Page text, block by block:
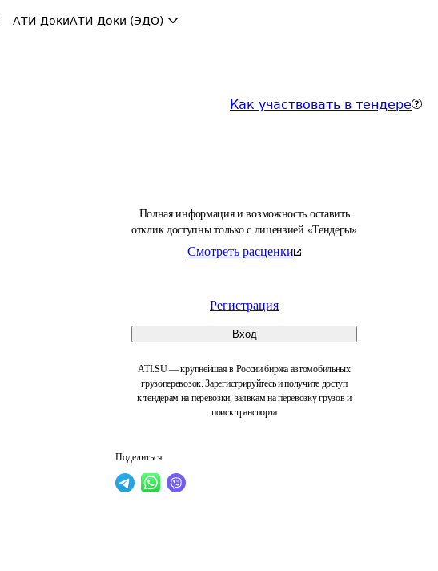
АТИ-ДокиАТИ-Доки (ЭДО)
Как участвовать в тендере
Полная информация и возможность оставить
отклик доступны только с лицензией «Тендеры»
Смотреть расценки
Регистрация
Вход
ATI.SU — крупнейшая в России биржа автомобильных
грузоперевозок. Зарегистрируйтесь и получите доступ
к тендерам на перевозки, заявкам на перевозку грузов и
поиск транспорта
Поделиться